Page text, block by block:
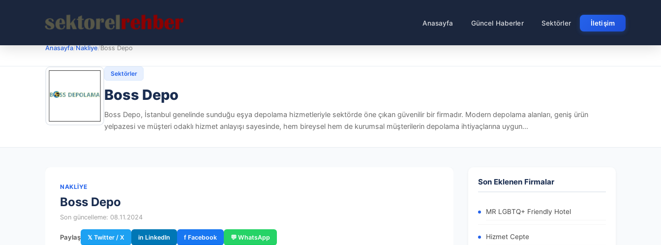
Anasayfa Güncel Haberler Sektörler İletişim
Anasayfa/Nakliye/Boss Depo
Sektörler
Boss Depo
Boss Depo, İstanbul genelinde sunduğu eşya depolama hizmetleriyle sektörde öne çıkan güvenilir bir firmadır. Modern depolama alanları, geniş ürün
yelpazesi ve müşteri odaklı hizmet anlayışı sayesinde, hem bireysel hem de kurumsal müşterilerin depolama ihtiyaçlarına uygun...
NAKLIYE
Boss Depo
Son güncelleme: 08.11.2024
Paylaş 𝕏 Twitter / X in LinkedIn f Facebook 💬 WhatsApp
Son Eklenen Firmalar
MR LGBTQ+ Friendly Hotel
Hizmet Cepte